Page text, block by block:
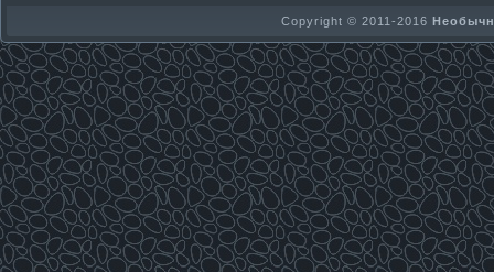
Copyright © 2011-2016